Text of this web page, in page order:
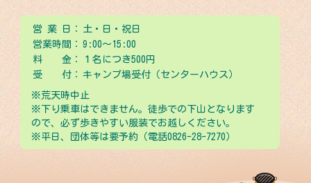
営 業 日：
土・日・祝日
営業時間： 9:00～15:00
料 金：
１名につき500円
受 付： キャンプ場受付（センターハウス）
※荒天時中止
※下り乗車はできません。徒歩での下山となります
ので、必ず歩きやすい服装でお越しください。
※平日、団体等は要予約（電話0826-28-7270）